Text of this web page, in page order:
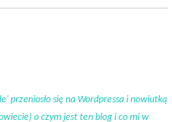
przeniosło się na Wordpressa i nowiutką
o czym jest ten blog i co mi w